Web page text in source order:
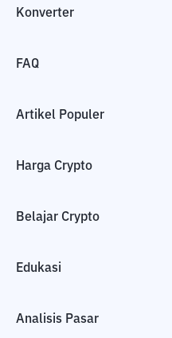
Konverter
FAQ
Artikel Populer
Harga Crypto
Belajar Crypto
Edukasi
Analisis Pasar